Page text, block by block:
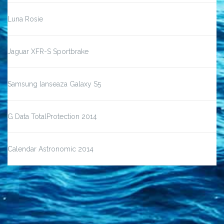
Luna Rosie
Jaguar XFR-S Sportbrake
Samsung lanseaza Galaxy S5
G Data TotalProtection 2014
Calendar Astronomic 2014